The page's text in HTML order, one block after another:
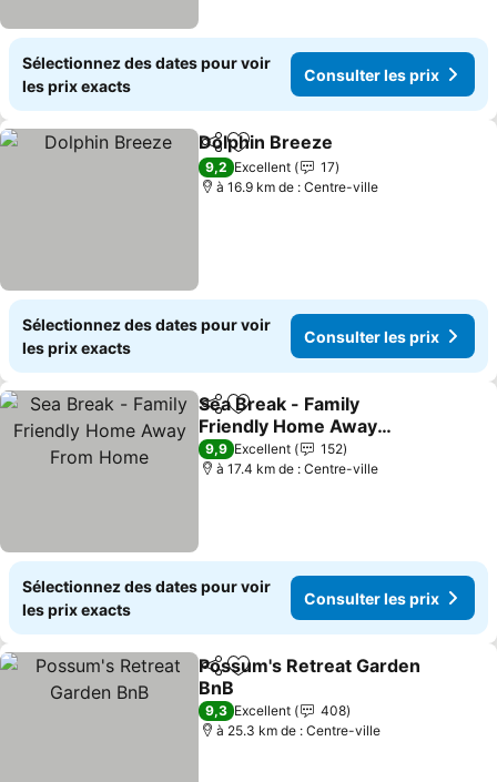
Sélectionnez des dates pour voir
les prix exacts
Consulter les prix
PartagerAjouter à mes favoris
Dolphin Breeze
9,2 Excellent
17
à 16.9 km de : Centre-ville
Sélectionnez des dates pour voir
les prix exacts
Consulter les prix
PartagerAjouter à mes favoris
Sea Break - Family
Friendly Home Away
From Home
Consulter les prix
9,9 Excellent
152
à 17.4 km de : Centre-ville
Sélectionnez des dates pour voir
les prix exacts
Consulter les prix
PartagerAjouter à mes favoris
Possum's Retreat Garden
BnB
Consulter les prix
9,3 Excellent
408
à 25.3 km de : Centre-ville